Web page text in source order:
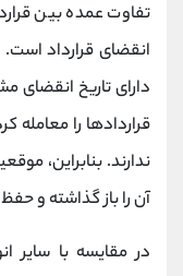
تفاوت عمده بین
انقضای قرارداد
دارای تاریخ
قراردادها را معامله
ندارند. بنابراین،
آن را باز گذاشته و
در مقایسه با سایر